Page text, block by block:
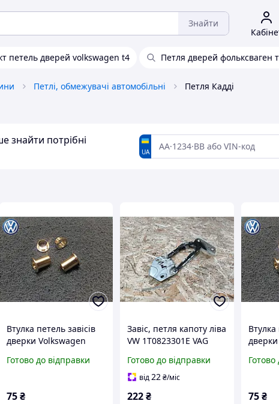
Знайти
петель дверей volkswagen t4 Петля дверей фольксваген
Петлі, обмежувачі автомобільні Петля Кадді
знайти потрібні
UA
Втулка петель завісів
дверки Volkswagen
(Фольксваген кадді 3)
Готово до відправки
75₴
Завіс, петля капоту ліва
VW 1T0823301E VAG
Готово до відправки
від22₴/міс
222₴
Втулка
кадді
Готово
75 ₴